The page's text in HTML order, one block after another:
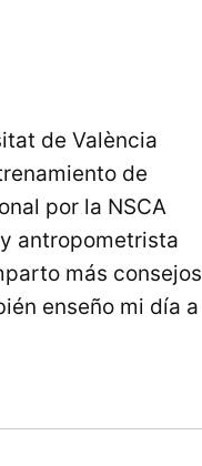
de València
de
por la NSCA
antropometrista
más consejos
enseño mi día a